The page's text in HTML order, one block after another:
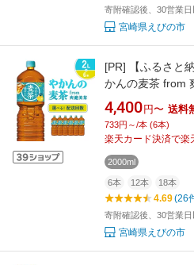
寄附確認後、30営業
宮崎県えびの市
[PR]
【ふるさと
かんの麦茶 from
ラ】ペットボト
本) 3回(18本) セ
リンク 送料無料
4,400 円〜 送料
733円～/本 (6本)
楽天カード決済で楽
2000ml
6本 12本 18本
4.69(26
寄附確認後、30営業
宮崎県えびの市